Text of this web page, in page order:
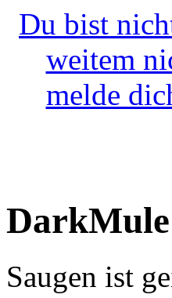
Du bist
weitem
melde
DarkMule
Saugen ist